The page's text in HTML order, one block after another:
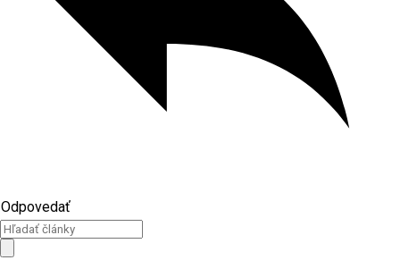
Odpovedať